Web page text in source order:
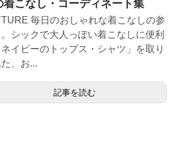
着こなし・コーディネート集
毎日のおしゃれな着こなしの参
シックで大人っぽい着こなしに便利
イビーのトップス・シャツ」を取り
た、お...
記事を読む